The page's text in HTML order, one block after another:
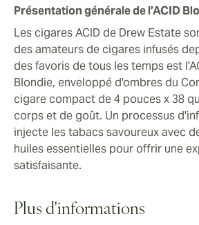
Présentation générale de l’ACID
Les cigares ACID de Drew Estate
des amateurs de cigares infusés
des favoris de tous les temps est
Blondie, enveloppé d'ombres du
cigare compact de 4 pouces x 38
corps et de goût. Un processus
injecte les tabacs savoureux avec
huiles essentielles pour offrir une
satisfaisante.
Plus d'informations